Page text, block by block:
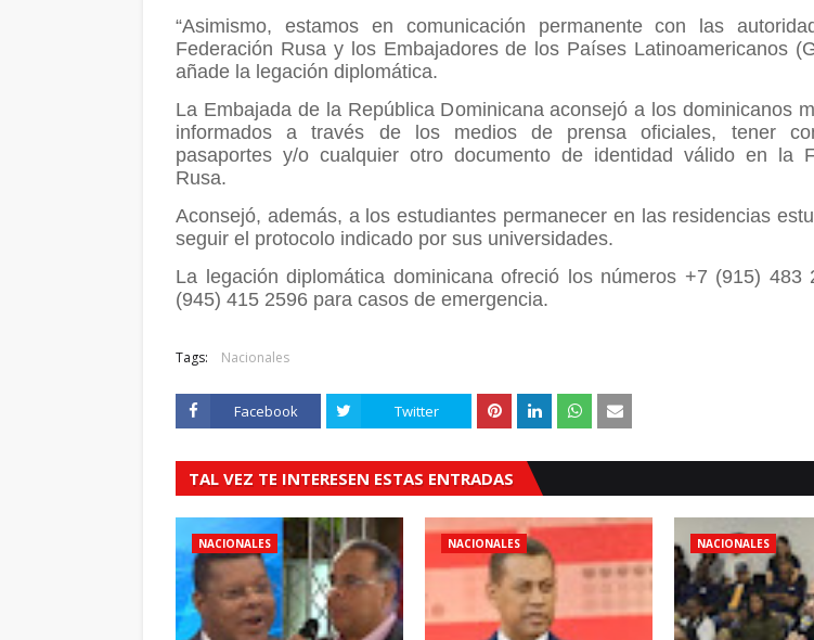
“Asimismo, estamos en comunicación permanente con las
Federación Rusa y los Embajadores de los Países Latinoamericanos
añade la legación diplomática.
La Embajada de la República Dominicana aconsejó a los dominicanos
informados a través de los medios de prensa oficiales, tener
pasaportes y/o cualquier otro documento de identidad válido en la
Rusa.
Aconsejó, además, a los estudiantes permanecer en las residencias
seguir el protocolo indicado por sus universidades.
La legación diplomática dominicana ofreció los números +7 (915) 483
(945) 415 2596 para casos de emergencia.
Tags: Nacionales
Facebook Twitter
TAL VEZ TE INTERESEN ESTAS ENTRADAS
NACIONALES NACIONALES NACIONALES